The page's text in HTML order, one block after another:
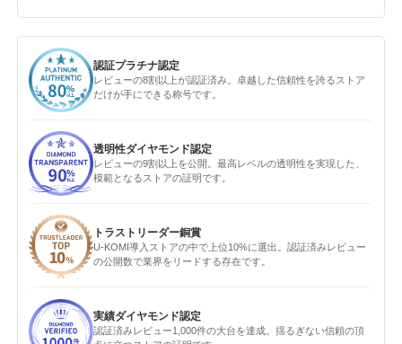
認証プラチナ認定
レビューの8割以上が認証済み。卓越した信頼性を誇るストア
だけが手にできる称号です。
透明性ダイヤモンド認定
レビューの9割以上を公開。最高レベルの透明性を実現した、
模範となるストアの証明です。
トラストリーダー銅賞
U-KOMI導入ストアの中で上位10%に選出。認証済みレビュー
の公開数で業界をリードする存在です。
実績ダイヤモンド認定
認証済みレビュー1,000件の大台を達成。揺るぎない信頼の頂